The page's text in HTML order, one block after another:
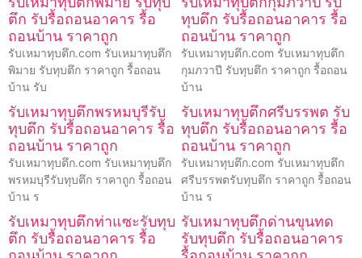
ตึก รับรื้อถอนอาคาร รื้อ
ถอนบ้าน ราคาถูก
รับเหมาทุบตึก.com รับเหมาทุบตึก
พิมาย รับทุบตึก ราคาถูก รื้อถอน
บ้าน รับ
ทุบตึก รับรื้อถอนอาคาร รื้อ
ถอนบ้าน ราคาถูก
รับเหมาทุบตึก.com รับเหมาทุบตึก
กุมภวาปี รับทุบตึก ราคาถูก รื้อถอน
บ้าน
รับเหมาทุบตึกพรหมบุรีรับ
ทุบตึก รับรื้อถอนอาคาร รื้อ
ถอนบ้าน ราคาถูก
รับเหมาทุบตึก.com รับเหมาทุบตึก
พรหมบุรีรับทุบตึก ราคาถูก รื้อถอน
บ้าน ร
รับเหมาทุบตึกศรีบรรพต รับ
ทุบตึก รับรื้อถอนอาคาร รื้อ
ถอนบ้าน ราคาถูก
รับเหมาทุบตึก.com รับเหมาทุบตึก
ศรีบรรพตรับทุบตึก ราคาถูก รื้อถอน
บ้าน ร
รับเหมาทุบตึกท่าแซะรับทุบ
ตึก รับรื้อถอนอาคาร รื้อ
รับเหมาทุบตึกด่านขุนทด
รับทุบตึก รับรื้อถอนอาคาร